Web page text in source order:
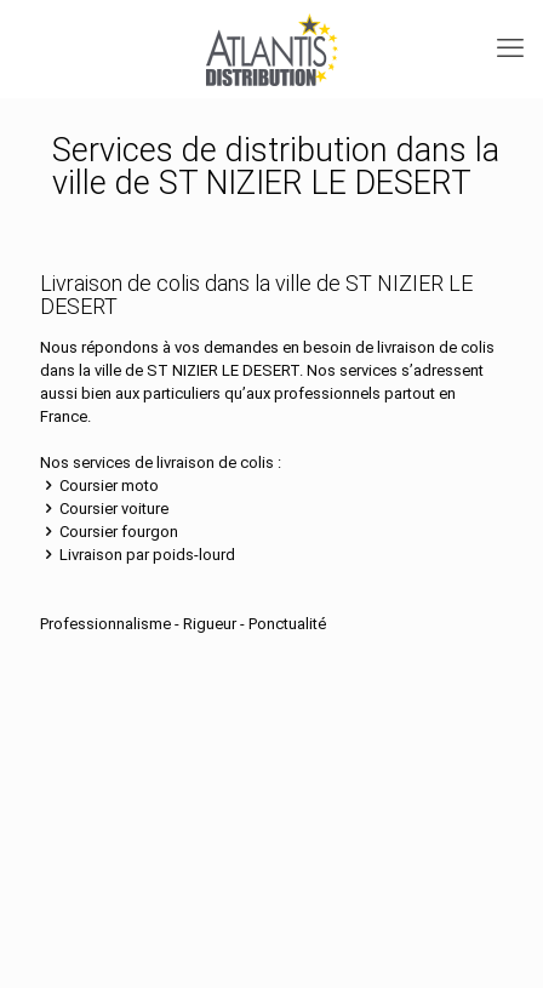
Services de distribution dans la
ville de ST NIZIER LE DESERT
Livraison de colis dans la ville de ST NIZIER LE
DESERT
Nous répondons à vos demandes en besoin de livraison de colis
dans la ville de ST NIZIER LE DESERT. Nos services s’adressent
aussi bien aux particuliers qu’aux professionnels partout en
France.
Nos services de livraison de colis :
Coursier moto
Coursier voiture
Coursier fourgon
Livraison par poids-lourd
Professionnalisme - Rigueur - Ponctualité